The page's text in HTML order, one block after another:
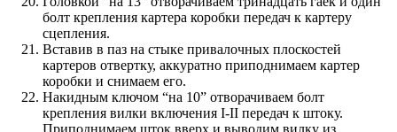
болт крепления картера коробки передач к картеру
сцепления.
Вставив в паз на стыке привалочных плоскостей
картеров отвертку, аккуратно приподнимаем картер
коробки и снимаем его.
Накидным ключом “на 10” отворачиваем болт
крепления вилки включения I-II передач к штоку.
Приподнимаем шток вверх и выводим вилку из